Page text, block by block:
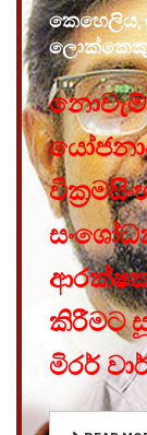
කෙහෙලිය,
කිරීමට
මිරර්